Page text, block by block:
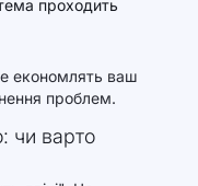
проходить
економлять ваш
проблем.
чи варто